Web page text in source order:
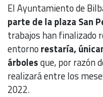
El Ayuntamiento de
parte de la plaza San
trabajos han finalizado
entorno restaría,
árbolesque, por razón
realizará entre los
2022.